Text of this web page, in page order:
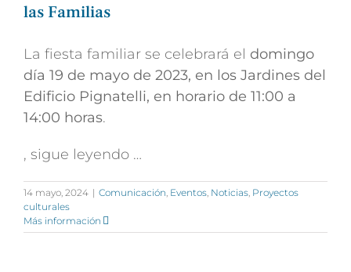
las Familias
La fiesta familiar se celebrará el domingo
día 19 de mayo de 2023, en los Jardines del
Edificio Pignatelli, en horario de 11:00 a
14:00 horas.
, sigue leyendo …
14 mayo, 2024 | Comunicación Eventos Noticias Proyectos
culturales
Más información